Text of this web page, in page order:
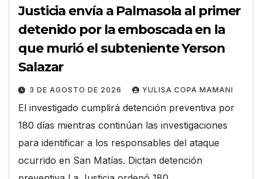
Justicia envía a Palmasola al primer
detenido por la emboscada en la
que murió el subteniente Yerson
Salazar
3 DE AGOSTO DE 2026 YULISA COPA MAMANI
El investigado cumplirá detención preventiva por
180 días mientras continúan las investigaciones
para identificar a los responsables del ataque
ocurrido en San Matías. Dictan detención